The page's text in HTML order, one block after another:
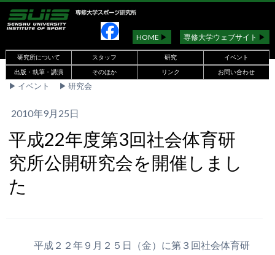
HOME ▶︎ 専修大学ウェブサイト ▶︎
研究所について スタッフ 研究
イベント
出版・執筆・講演
そのほか リンク お問い合わせ
▶︎ イベント ▶︎ 研究会
2010年9月25日
平成22年度第3回社会体育研
究所公開研究会を開催しまし
た
平成２２年９月２５日（金）に第３回社会体育研